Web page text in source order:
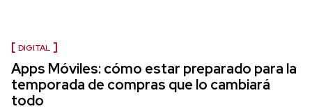
DIGITAL
Apps Móviles: cómo estar preparado para la
temporada de compras que lo cambiará
todo